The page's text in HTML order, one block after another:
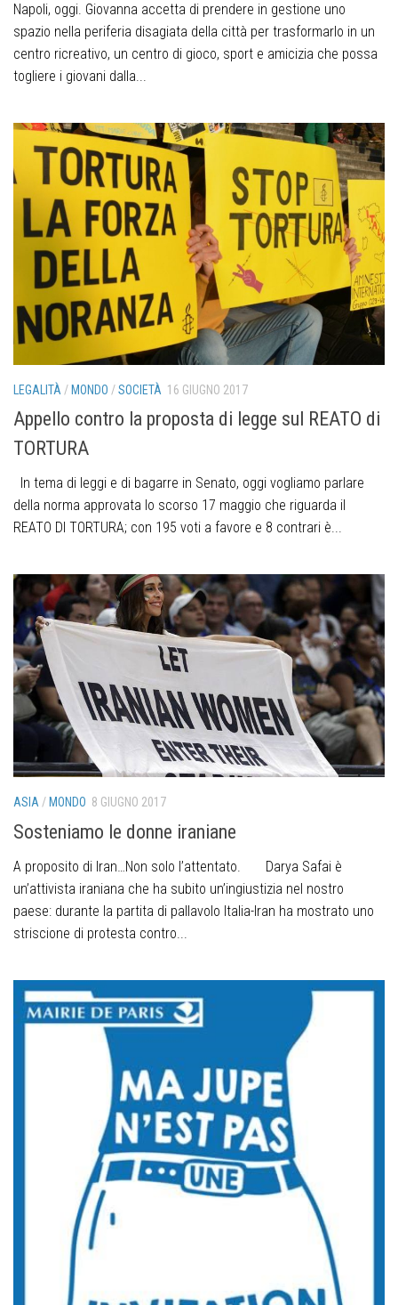
Napoli, oggi. Giovanna accetta di prendere in gestione uno
spazio nella periferia disagiata della città per trasformarlo in un
centro ricreativo, un centro di gioco, sport e amicizia che possa
togliere i giovani dalla...
LEGALITÀ / MONDO /SOCIETÀ 16 GIUGNO 2017
Appello contro la proposta di legge sul REATO di
TORTURA
In tema di leggi e di bagarre in Senato, oggi vogliamo parlare
della norma approvata lo scorso 17 maggio che riguarda il
REATO DI TORTURA; con 195 voti a favore e 8 contrari è...
ASIA/ MONDO 8 GIUGNO 2017
Sosteniamo le donne iraniane
A proposito di Iran…Non solo l’attentato. Darya Safai è
un’attivista iraniana che ha subito un’ingiustizia nel nostro
paese: durante la partita di pallavolo Italia-Iran ha mostrato uno
striscione di protesta contro...